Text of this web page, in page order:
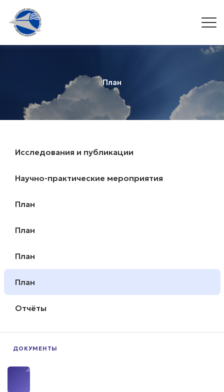
План
Исследования и публикации
Научно-практические мероприятия
План
План
План
План
Отчёты
ДОКУМЕНТЫ